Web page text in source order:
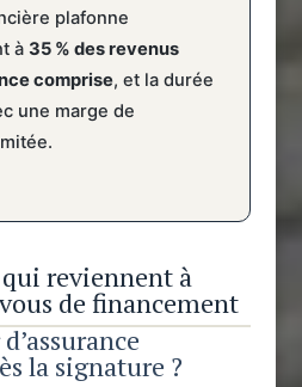
plafonne
à35 % des revenus
comprise, et la durée
une marge de
reviennent à
de financement
la signature ?